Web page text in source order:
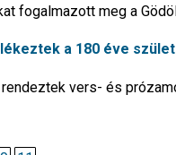
fogalmazott meg a
a 180 éve
vers- és